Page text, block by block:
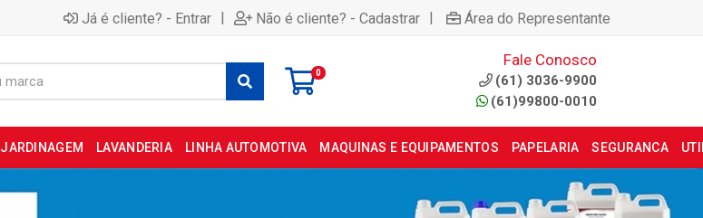
Já é cliente? - Entrar | Não é cliente? - Cadastrar | Área do Representante
0
Fale Conosco
(61) 3036-9900
(61)99800-0010
JARDINAGEM LAVANDERIA LINHA AUTOMOTIVA MAQUINAS E EQUIPAMENTOS PAPELARIA SEGURANCA